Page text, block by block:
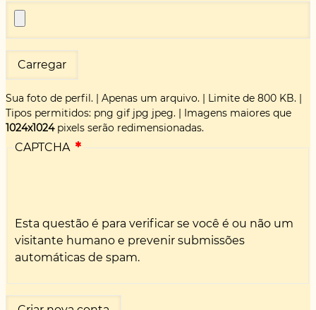
Sua foto de perfil. | Apenas um arquivo. | Limite de 800 KB. |
Tipos permitidos: png gif jpg jpeg. | Imagens maiores que
1024x1024pixels serão redimensionadas.
CAPTCHA
Esta questão é para verificar se você é ou não um
visitante humano e prevenir submissões
automáticas de spam.